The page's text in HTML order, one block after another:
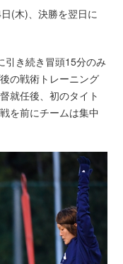
(木)、決勝を翌日に
引き続き冒頭15分のみ
の戦術トレーニング
就任後、初のタイト
を前にチームは集中